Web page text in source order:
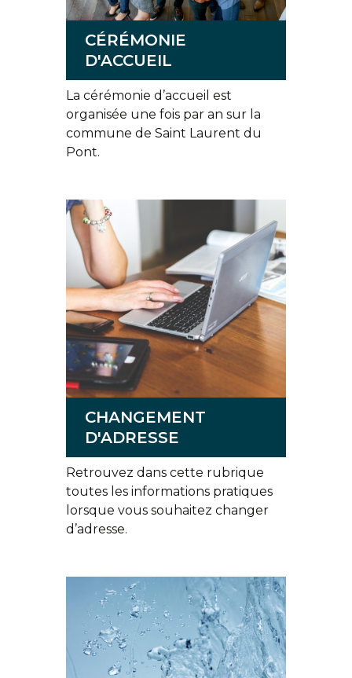
CÉRÉMONIE
D'ACCUEIL
La cérémonie d’accueil est
organisée une fois par an sur la
commune de Saint Laurent du
Pont.
CHANGEMENT
D'ADRESSE
Retrouvez dans cette rubrique
toutes les informations pratiques
lorsque vous souhaitez changer
d’adresse.